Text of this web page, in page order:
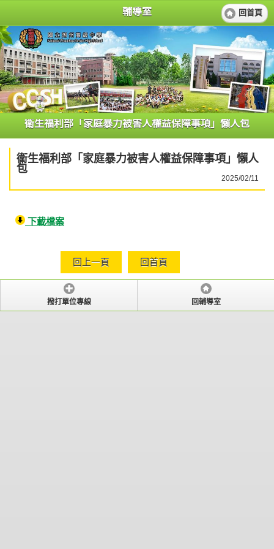
輔導室 回首頁
衛生福利部「家庭暴力被害人權益保障事項」懶人包
衛生福利部「家庭暴力被害人權益保障事項」懶人
包
2025/02/11
下載檔案
回上一頁 回首頁
撥打單位專線 回輔導室